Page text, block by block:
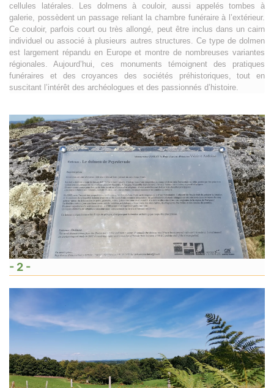
cellules latérales. Les dolmens à couloir, aussi appelés tombes à
galerie, possèdent un passage reliant la chambre funéraire à l’extérieur.
Ce couloir, parfois court ou très allongé, peut être inclus dans un cairn
individuel ou associé à plusieurs autres structures. Ce type de dolmen
est largement répandu en Europe et montre de nombreuses variantes
régionales. Aujourd’hui, ces monuments témoignent des pratiques
funéraires et des croyances des sociétés préhistoriques, tout en
suscitant l’intérêt des archéologues et des passionnés d’histoire.
- 2 -